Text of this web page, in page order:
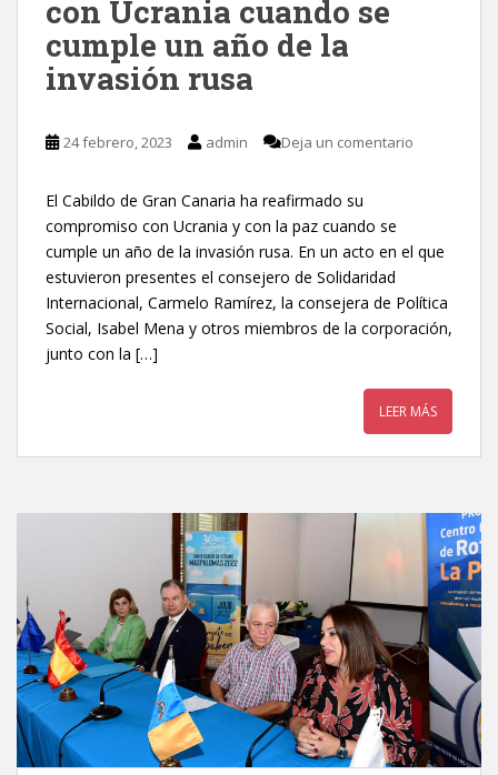
con Ucrania cuando se
cumple un año de la
invasión rusa
24 febrero, 2023 admin Deja un comentario
El Cabildo de Gran Canaria ha reafirmado su
compromiso con Ucrania y con la paz cuando se
cumple un año de la invasión rusa. En un acto en el que
estuvieron presentes el consejero de Solidaridad
Internacional, Carmelo Ramírez, la consejera de Política
Social, Isabel Mena y otros miembros de la corporación,
junto con la […]
LEER MÁS